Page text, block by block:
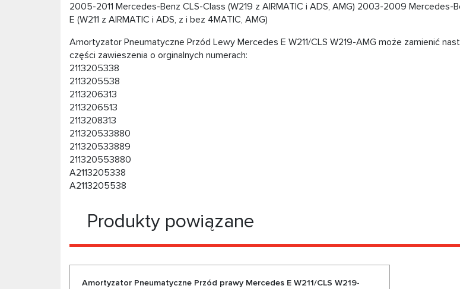
2005-2011 Mercedes-Benz CLS-Class (W219 z AIRMATIC i ADS, AMG) 2003-2009 Mercedes-
E (W211 z AIRMATIC i ADS, z i bez 4MATIC, AMG)
Amortyzator Pneumatyczne Przód Lewy Mercedes E W211/CLS W219-AMG może zamienić
części zawieszenia o orginalnych numerach:
2113205338
2113205538
2113206313
2113206513
2113208313
211320533880
211320533889
211320553880
A2113205338
A2113205538
Produkty powiązane
Amortyzator Pneumatyczne Przód prawy Mercedes E W211/CLS W219-